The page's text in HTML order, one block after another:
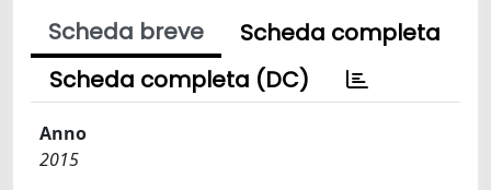
Scheda breve
Scheda completa
Scheda completa (DC)
Anno
2015